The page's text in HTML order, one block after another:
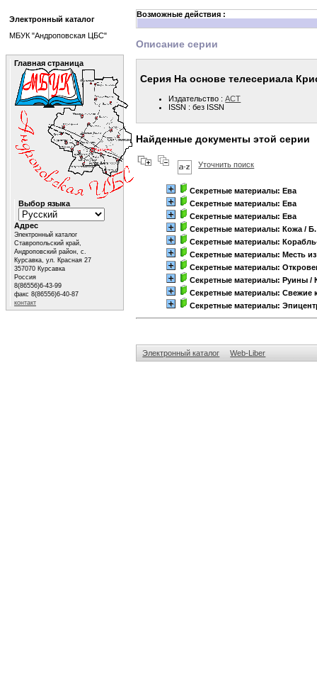
Возможные действия :
Описание серии
Серия На основе телесериала
Издательство :АСТ
ISSN : без ISSN
Найденные документы этой серии
Уточнить поиск
Секретные материалы: Ева
Секретные материалы: Ева
Секретные материалы: Ева
Секретные материалы: Кожа /
Секретные материалы:
Секретные материалы: Месть
Секретные материалы:
Секретные материалы: Руины /
Секретные материалы: Свежие
Секретные материалы:
Электронный каталог Web-Liber
Электронный каталог
МБУК "Андроповская ЦБС"
Главная страница
Выбор языка
Адрес
Электронный каталог
Ставропольский край,
Андроповский район, с.
Курсавка, ул. Красная 27
357070 Курсавка
Россия
8(86556)6-43-99
факс 8(86556)6-40-87
контакт